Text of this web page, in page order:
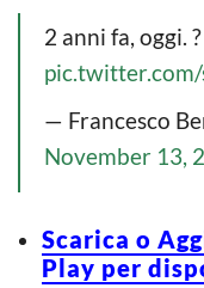
2 anni fa, oggi.
— Francesco
November 13,
Scarica o
Play per